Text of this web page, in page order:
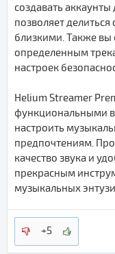
создавать аккаунты
позволяет
близкими. Также вы
определенным
настроек
Helium Streamer
функциональными
настроить
предпочтениям.
качество звука и
прекрасным
музыкальных
+5